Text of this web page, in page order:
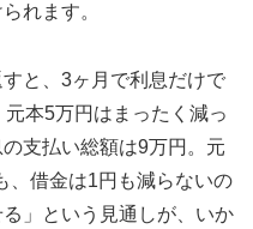
れます。
と、3ヶ月で利息だけで
本5万円はまったく減っ
支払い総額は9万円。元
、借金は1円も減らないの
」という見通しが、いか